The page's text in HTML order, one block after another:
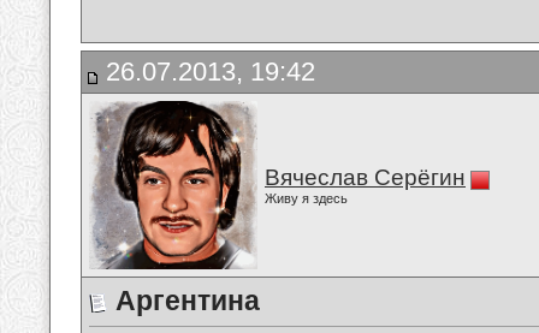
26.07.2013, 19:42
Вячеслав Серёгин
Живу я здесь
Аргентина